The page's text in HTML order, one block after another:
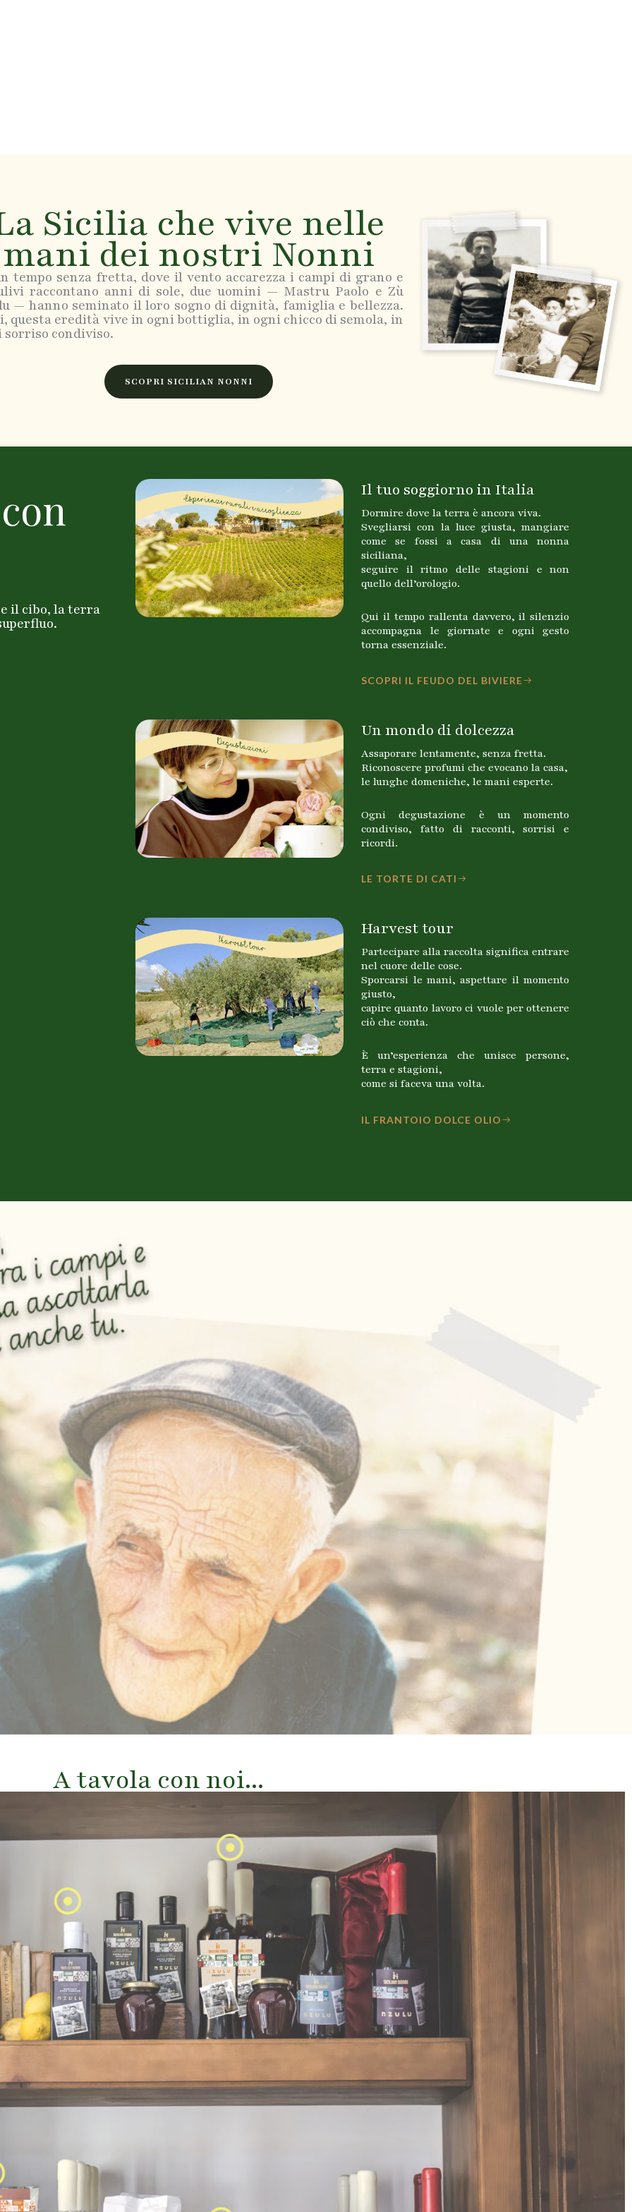
Sicilia che vive nelle
mani dei nostri Nonni
tempo senza fretta, dove il vento accarezza i campi di grano e
raccontano anni di sole, due uomini — Mastru Paolo e Zù
— hanno seminato il loro sogno di dignità, famiglia e bellezza.
questa eredità vive in ogni bottiglia, in ogni chicco di semola, in
sorriso condiviso.
SCOPRI SICILIAN NONNI
il cibo, la terra
Il tuo soggiorno in Italia
Dormire dove la terra è ancora viva.
Svegliarsi con la luce giusta, mangiare
come se fossi a casa di una nonna
siciliana,
seguire il ritmo delle stagioni e non
quello dell’orologio.
Qui il tempo rallenta davvero, il silenzio
accompagna le giornate e ogni gesto
torna essenziale.
SCOPRI IL FEUDO DEL BIVIERE
Un mondo di dolcezza
Assaporare lentamente, senza fretta.
Riconoscere profumi che evocano la casa,
le lunghe domeniche, le mani esperte.
Ogni degustazione è un momento
condiviso, fatto di racconti, sorrisi e
ricordi.
LE TORTE DI CATI
Harvest tour
Partecipare alla raccolta significa entrare
nel cuore delle cose.
Sporcarsi le mani, aspettare il momento
giusto,
capire quanto lavoro ci vuole per ottenere
ciò che conta.
È un’esperienza che unisce persone,
terra e stagioni,
come si faceva una volta.
IL FRANTOIO DOLCE OLIO
A tavola con noi...